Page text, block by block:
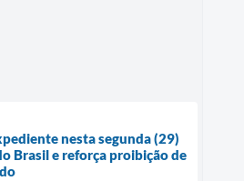
nesta segunda (29)
Brasil e reforça proibição de